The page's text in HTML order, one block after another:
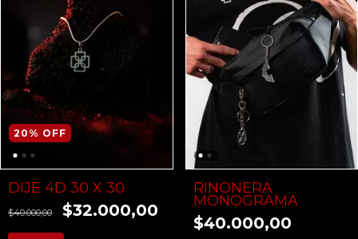
20 % OFF
DIJE 4D 30 X 30
$40.000,00 $32.000,00
RIÑONERA
MONOGRAMA
$40.000,00